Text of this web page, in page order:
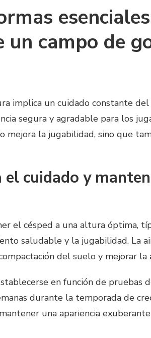
un campo de
implica un cuidado constante
segura y agradable para los
mejora la jugabilidad, sino que
el cuidado y
el césped a una altura óptima,
saludable y la jugabilidad. La
del suelo y mejorar la
en función de pruebas
durante la temporada de
una apariencia